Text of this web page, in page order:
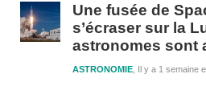
Une fusée de
s’écraser sur la
astronomes sont
Il y a 1 semaine
ASTRONOMIE